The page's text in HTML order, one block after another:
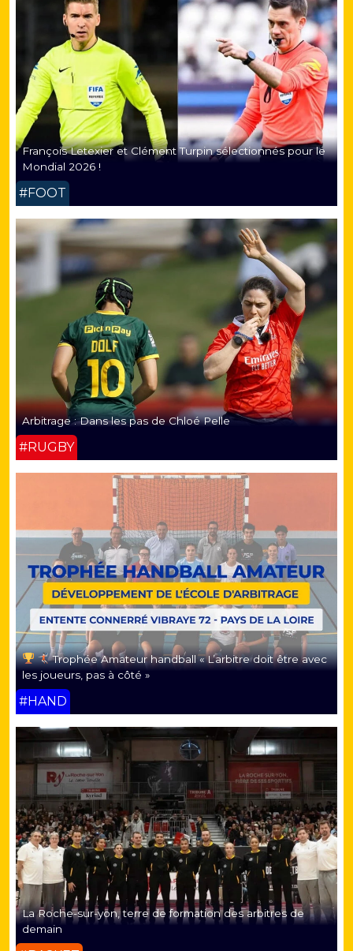
François Letexier et Clément Turpin sélectionnés pour le
Mondial 2026 !
#FOOT
Arbitrage : Dans les pas de Chloé Pelle
#RUGBY
Trophée Amateur handball « L’arbitre doit être avec
les joueurs, pas à côté »
#HAND
La Roche-sur-yon, terre de formation des arbitres de
demain